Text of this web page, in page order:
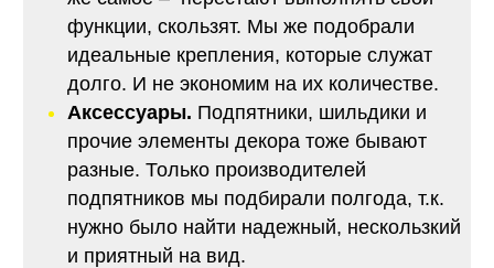
функции, скользят. Мы же подобрали
идеальные крепления, которые служат
долго. И не экономим на их количестве.
Аксессуары. Подпятники, шильдики и
прочие элементы декора тоже бывают
разные. Только производителей
подпятников мы подбирали полгода, т.к.
нужно было найти надежный, нескользкий
и приятный на вид.